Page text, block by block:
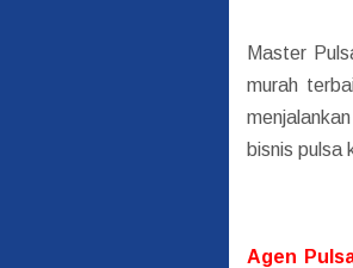
Master
murah
bisnis pulsa
Agen